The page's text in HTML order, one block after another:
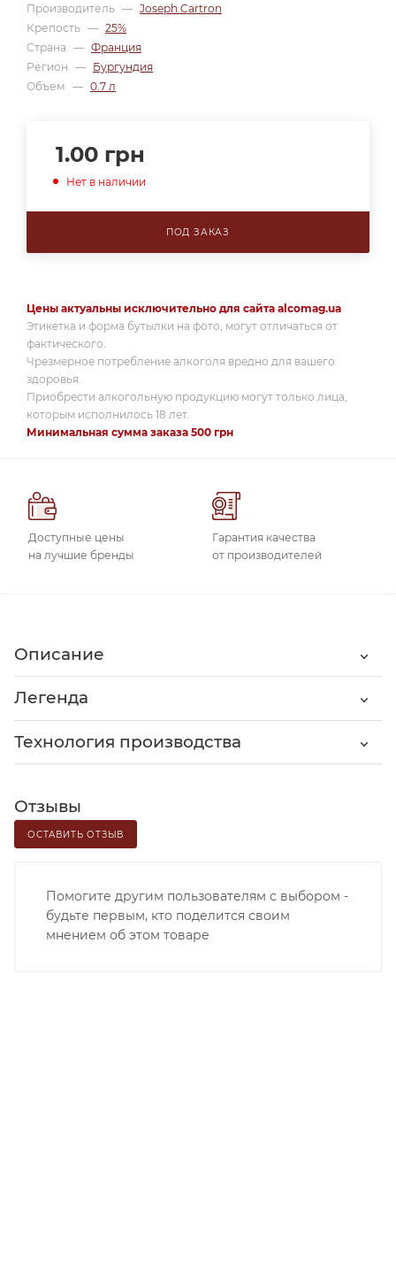
Производитель — Joseph Cartron
Крепость — 25%
Страна — Франция
Регион — Бургундия
Объем — 0.7 л
1.00 грн
Нет в наличии
ПОД ЗАКАЗ
Цены актуальны исключительно для сайта alcomag.ua
Этикетка и форма бутылки на фото, могут отличаться от
фактического.
Чрезмерное потребление алкоголя вредно для вашего
здоровья.
Приобрести алкогольную продукцию могут только лица,
которым исполнилось 18 лет.
Минимальная сумма заказа 500 грн
Доступные цены
на лучшие бренды
Гарантия качества
от производителей
Описание
Легенда
Технология производства
Отзывы
ОСТАВИТЬ ОТЗЫВ
Помогите другим пользователям с выбором -
будьте первым, кто поделится своим
мнением об этом товаре